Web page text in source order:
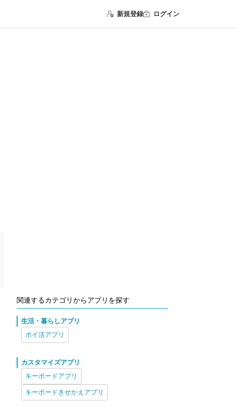
新規登録 ログイン
関連するカテゴリからアプリを探す
生活・暮らしアプリ
ポイ活アプリ
カスタマイズアプリ
キーボードアプリ
キーボードきせかえアプリ